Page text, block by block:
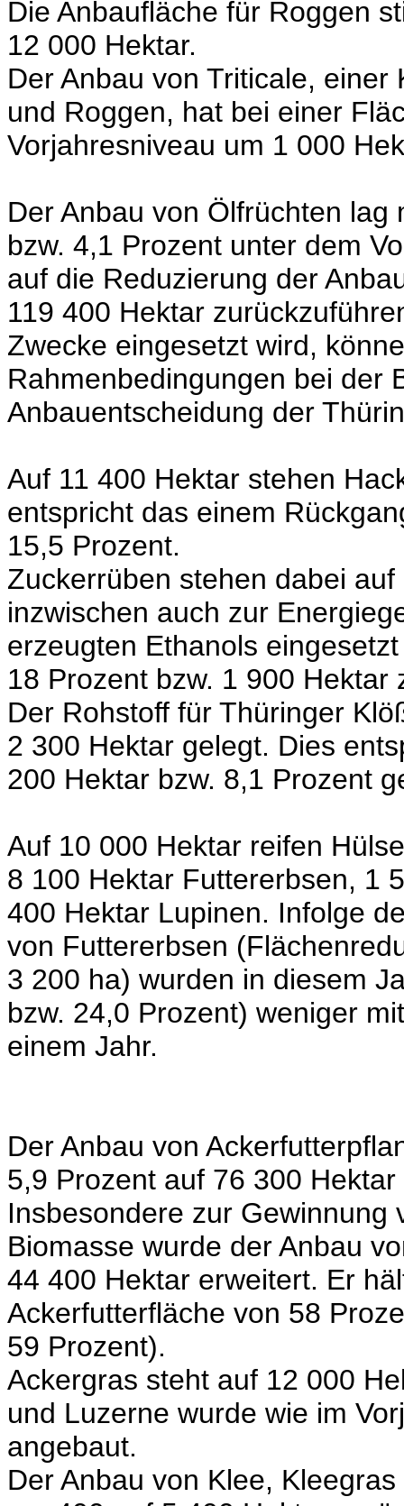
Die Anbaufläche für Roggen
12 000 Hektar.
Der Anbau von Triticale,
und Roggen, hat bei einer
Vorjahresniveau um 1 000
Der Anbau von Ölfrüchten
bzw. 4,1 Prozent unter dem
auf die Reduzierung der
119 400 Hektar
Zwecke eingesetzt wird,
Rahmenbedingungen bei der
Anbauentscheidung der
Auf 11 400 Hektar stehen
entspricht das einem
15,5 Prozent.
Zuckerrüben stehen dabei
inzwischen auch zur
erzeugten Ethanols
18 Prozent bzw. 1 900 Hektar
Der Rohstoff für Thüringer
2 300 Hektar gelegt. Dies
200 Hektar bzw. 8,1 Prozent
Auf 10 000 Hektar reifen
8 100 Hektar Futtererbsen, 1
400 Hektar Lupinen. Infolge
von Futtererbsen
3 200 ha) wurden in diesem
bzw. 24,0 Prozent) weniger
einem Jahr.
Der Anbau von
5,9 Prozent auf 76 300
Insbesondere zur
Biomasse wurde der Anbau
44 400 Hektar erweitert. Er
Ackerfutterfläche von 58
59 Prozent).
Ackergras steht auf 12 000
und Luzerne wurde wie im
angebaut.
Der Anbau von Klee,